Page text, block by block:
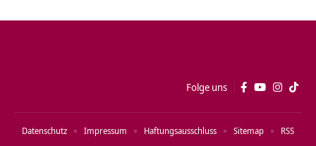
Folge uns
Datenschutz Impressum Haftungsausschluss Sitemap RSS